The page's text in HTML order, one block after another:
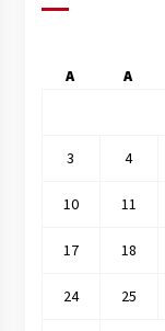
A A
3 4
10 11
17 18
24 25